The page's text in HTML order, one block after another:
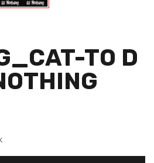
TO D